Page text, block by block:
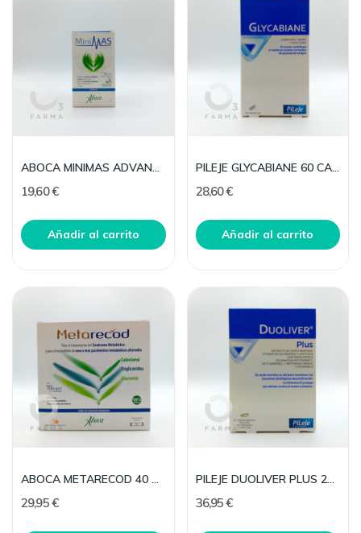
ABOCA MINIMAS ADVANCED 60 CAPSULAS
19,60 €
Añadir al carrito
PILEJE GLYCABIANE 60 CAPS
28,60 €
Añadir al carrito
ABOCA METARECOD 40 SOBRES 2,5 G
29,95 €
PILEJE DUOLIVER PLUS 24 COMPRIMIDOS
36,95 €